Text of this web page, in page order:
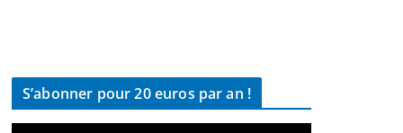
S’abonner pour 20 euros par an !